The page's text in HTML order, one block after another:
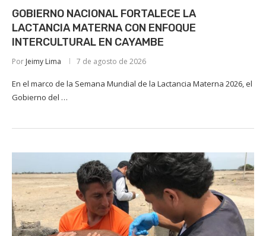
GOBIERNO NACIONAL FORTALECE LA
LACTANCIA MATERNA CON ENFOQUE
INTERCULTURAL EN CAYAMBE
Por Jeimy Lima 7 de agosto de 2026
En el marco de la Semana Mundial de la Lactancia Materna 2026, el
Gobierno del …